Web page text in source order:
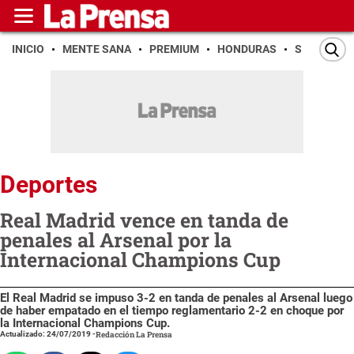
INICIO MENTE SANA PREMIUM HONDURAS SAN PEDRO
Deportes
Real Madrid vence en tanda de
penales al Arsenal por la
Internacional Champions Cup
El Real Madrid se impuso 3-2 en tanda de penales al Arsenal luego
de haber empatado en el tiempo reglamentario 2-2 en choque por
la Internacional Champions Cup.
Actualizado: 24/07/2019-Redacción La Prensa